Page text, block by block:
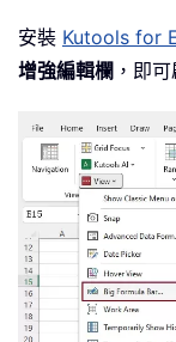
安裝 Kutools for
增強編輯欄 ，即